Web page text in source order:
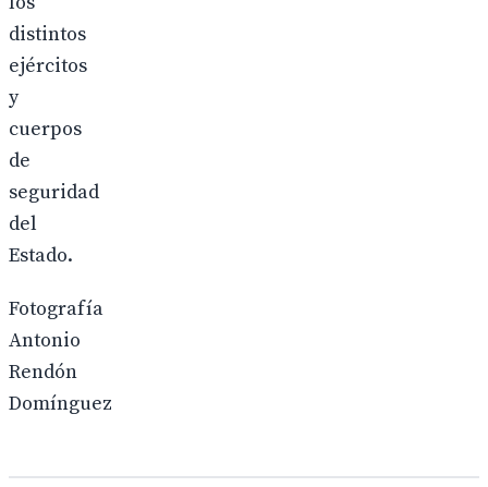
distintos
ejércitos
y
cuerpos
de
seguridad
del
Estado.
Fotografía
Antonio
Rendón
Domínguez